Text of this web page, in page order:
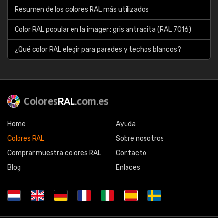
Resumen de los colores RAL más utilizados
Color RAL popular en la imagen: gris antracita (RAL 7016)
¿Qué color RAL elegir para paredes y techos blancos?
ColoresRAL.com.es
Home
Colores RAL
Comprar muestra colores RAL
Blog
Ayuda
Sobre nosotros
Contacto
Enlaces